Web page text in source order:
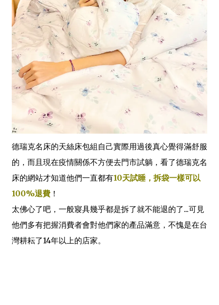
德瑞克名床的天絲床包組自己實際用過後真心覺得滿舒服
的，而且現在疫情關係不方便去門市試躺，看了德瑞克名
床的網站才知道他們一直都有10天試睡，拆袋一樣可以
100%退費 ！
太佛心了吧，一般寢具幾乎都是拆了就不能退的了...可見
他們多有把握消費者會對他們家的產品滿意，不愧是在台
灣耕耘了14年以上的店家。